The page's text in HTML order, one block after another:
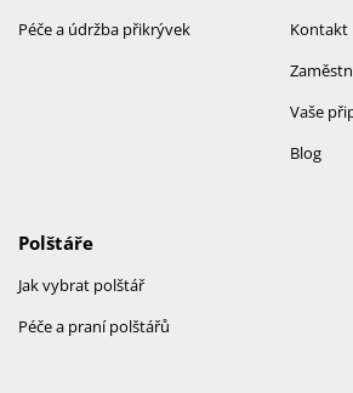
Kontakt
Vaše
Blog
Péče a údržba přikrývek
Polštáře
Jak vybrat polštář
Péče a praní polštářů